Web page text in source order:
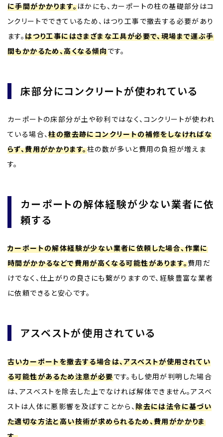
に手間がかかります。ほかにも、カーポートの柱の基礎部分はコ
ンクリートでできているため、はつり工事で撤去する必要があり
ます。はつり工事にはさまざまな工具が必要で、現場まで運ぶ手
間もかかるため、高くなる傾向です。
床部分にコンクリートが使われている
カーポートの床部分が土や砂利ではなく、コンクリートが使われ
ている場合、柱の撤去跡にコンクリートの補修をしなければな
らず、費用がかかります。柱の数が多いと費用の負担が増えま
す。
カーポートの解体経験が少ない業者に依
頼する
カーポートの解体経験が少ない業者に依頼した場合、作業に
時間がかかるなどで費用が高くなる可能性があります。費用だ
けでなく、仕上がりの良さにも繋がりますので、経験豊富な業者
に依頼できると安心です。
アスベストが使用されている
古いカーポートを撤去する場合は、アスベストが使用されてい
る可能性があるため注意が必要です。もし使用が判明した場合
は、アスベストを除去した上でなければ解体できません。アスベ
ストは人体に悪影響を及ぼすことから、除去には法令に基づい
た適切な方法と高い技術が求められるため、費用がかかりま